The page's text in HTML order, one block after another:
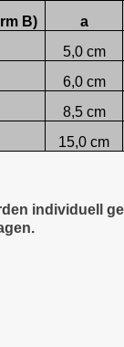
B) a
5,0 cm
6,0 cm
8,5 cm
15,0 cm
individuell